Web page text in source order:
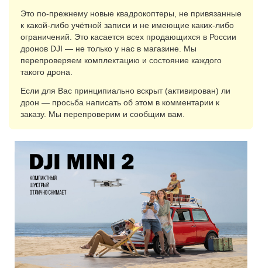
Это по-прежнему новые квадрокоптеры, не привязанные
к какой-либо учётной записи и не имеющие каких-либо
ограничений. Это касается всех продающихся в России
дронов DJI — не только у нас в магазине. Мы
перепроверяем комплектацию и состояние каждого
такого дрона.
Если для Вас принципиально вскрыт (активирован) ли
дрон — просьба написать об этом в комментарии к
заказу. Мы перепроверим и сообщим вам.